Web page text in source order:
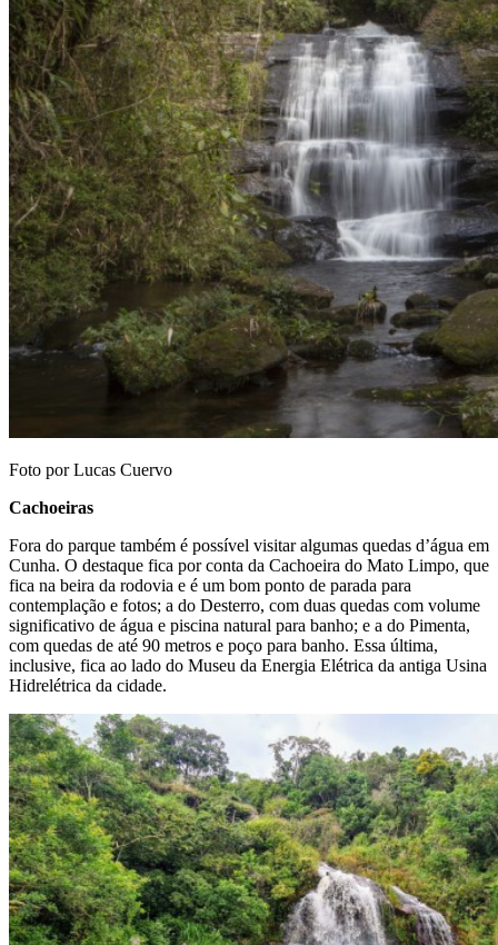
Foto por Lucas Cuervo
Cachoeiras
Fora do parque também é possível visitar algumas quedas d’água em
Cunha. O destaque fica por conta da Cachoeira do Mato Limpo, que
fica na beira da rodovia e é um bom ponto de parada para
contemplação e fotos; a do Desterro, com duas quedas com volume
significativo de água e piscina natural para banho; e a do Pimenta,
com quedas de até 90 metros e poço para banho. Essa última,
inclusive, fica ao lado do Museu da Energia Elétrica da antiga Usina
Hidrelétrica da cidade.